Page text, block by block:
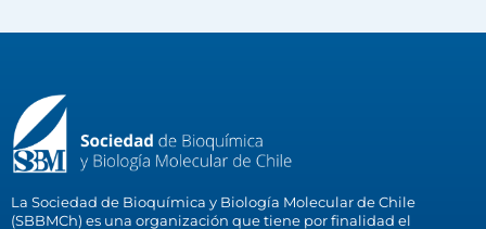
La Sociedad de Bioquímica y Biología Molecular de Chile
(SBBMCh) es una organización que tiene por finalidad el